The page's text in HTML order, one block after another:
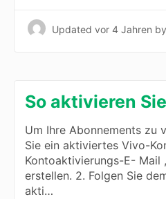
Updated vor 4 Jahren
So aktivieren
Um Ihre Abonnements zu
Sie ein aktiviertes Vivo-
Kontoaktivierungs-E- Mail
erstellen. 2. Folgen Sie
akti…